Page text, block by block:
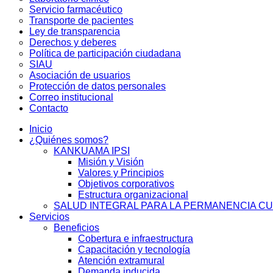
Servicio farmacéutico
Transporte de pacientes
Ley de transparencia
Derechos y deberes
Política de participación ciudadana
SIAU
Asociación de usuarios
Protección de datos personales
Correo institucional
Contacto
Inicio
¿Quiénes somos?
KANKUAMA IPSI
Misión y Visión
Valores y Principios
Objetivos corporativos
Estructura organizacional
SALUD INTEGRAL PARA LA PERMANENCIA
Servicios
Beneficios
Cobertura e infraestructura
Capacitación y tecnología
Atención extramural